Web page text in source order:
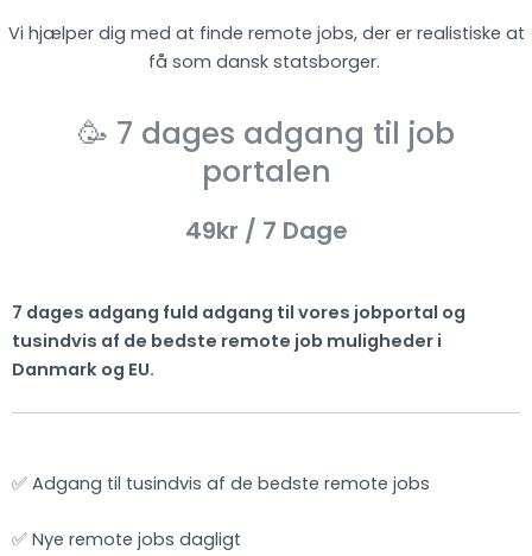
Vi hjælper dig med at finde remote jobs, der er realistiske at
få som dansk statsborger.
🥳 7 dages adgang til job
portalen
49kr / 7 Dage
7 dages adgang fuld adgang til vores jobportal og
tusindvis af de bedste remote job muligheder i
Danmark og EU.
✅ Adgang til tusindvis af de bedste remote jobs
✅ Nye remote jobs dagligt